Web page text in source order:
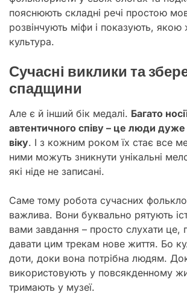
пояснюють складні речі простою
розвінчують міфи і показують,
культура.
Сучасні виклики та
спадщини
Але є й інший бік медалі. Багато
автентичного співу – це люди
віку. І з кожним роком їх стає все
ними можуть зникнути унікальні
які ніде не записані.
Саме тому робота сучасних
важлива. Вони буквально рятують
вами завдання – просто слухати це,
давати цим трекам нове життя. Бо
доти, доки вона потрібна людям.
використовують у повсякденному
тримають у музеї.